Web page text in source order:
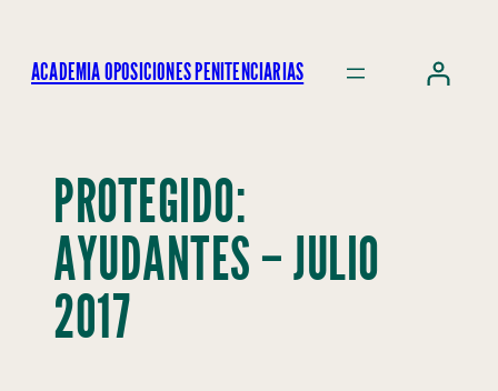
ACADEMIA OPOSICIONES PENITENCIARIAS
PROTEGIDO:
AYUDANTES – JULIO
2017